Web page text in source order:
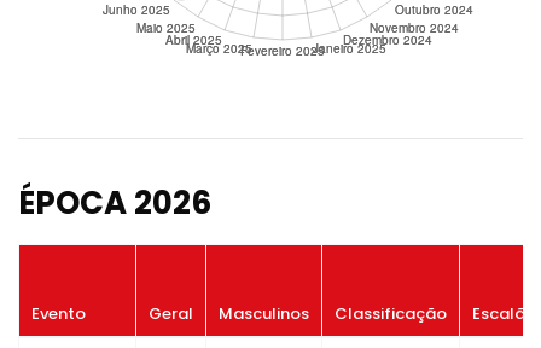
ÉPOCA 2026
Evento Geral Masculinos Classificação Escalão